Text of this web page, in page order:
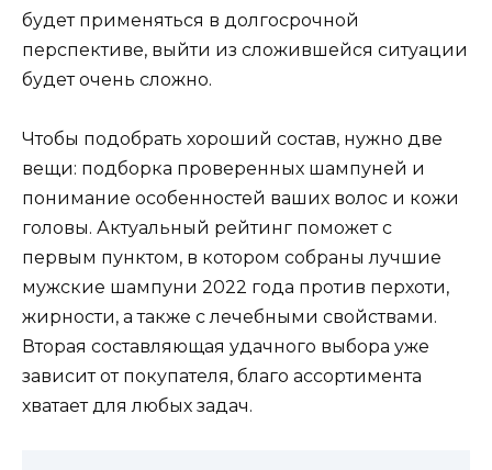
будет применяться в долгосрочной
перспективе, выйти из сложившейся ситуации
будет очень сложно.
Чтобы подобрать хороший состав, нужно две
вещи: подборка проверенных шампуней и
понимание особенностей ваших волос и кожи
головы. Актуальный рейтинг поможет с
первым пунктом, в котором собраны лучшие
мужские шампуни 2022 года против перхоти,
жирности, а также с лечебными свойствами.
Вторая составляющая удачного выбора уже
зависит от покупателя, благо ассортимента
хватает для любых задач.